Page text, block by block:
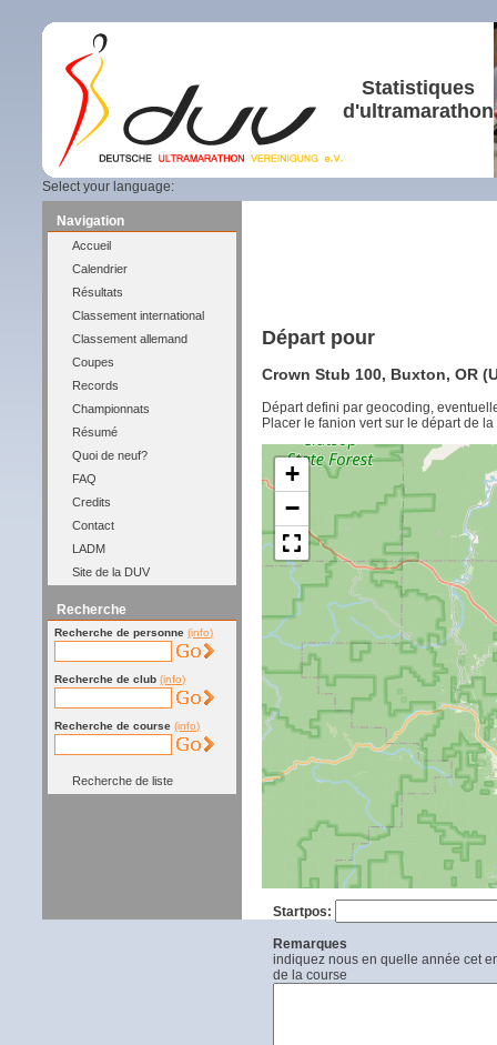
Statistiques
d'ultramarathon
Select your language:
Navigation
Accueil
Calendrier
Résultats
Classement international
Classement allemand
Coupes
Records
Championnats
Résumé
Quoi de neuf?
FAQ
Credits
Contact
LADM
Site de la DUV
Recherche
Recherche de personne (info)
Recherche de club (info)
Recherche de course (info)
Recherche de liste
Départ pour
Crown Stub 100, Buxton, OR
Départ defini par geocoding,
Placer le fanion vert sur le départ de
+
−
Startpos:
Remarques
indiquez nous en quelle année cet
de la course